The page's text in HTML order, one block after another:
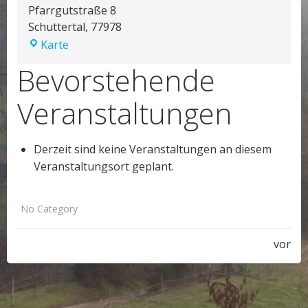
Pfarrgutstraße 8
Schuttertal, 77978
Karte
Bevorstehende
Veranstaltungen
Derzeit sind keine Veranstaltungen an diesem
Veranstaltungsort geplant.
No Category
navigation
vor